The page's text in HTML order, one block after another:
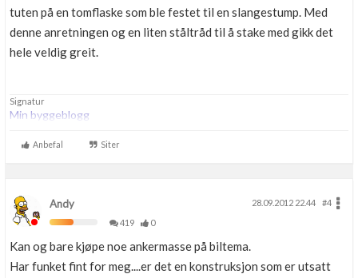
tuten på en tomflaske som ble festet til en slangestump. Med
denne anretningen og en liten ståltråd til å stake med gikk det
hele veldig greit.
Signatur
Min byggeblogg
Anbefal Siter
Andy 28.09.2012 22.44
#4
419
0
Kan og bare kjøpe noe ankermasse på biltema.
Har funket fint for meg....er det en konstruksjon som er utsatt